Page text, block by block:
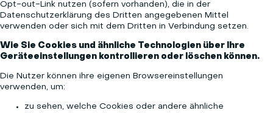
Opt-out-Link nutzen (sofern vorhanden), die in der
Datenschutzerklärung des Dritten angegebenen Mittel
verwenden oder sich mit dem Dritten in Verbindung setzen.
Wie Sie Cookies und ähnliche Technologien über Ihre
Geräteeinstellungen kontrollieren oder löschen können.
Die Nutzer können ihre eigenen Browsereinstellungen
verwenden, um:
zu sehen, welche Cookies oder andere ähnliche